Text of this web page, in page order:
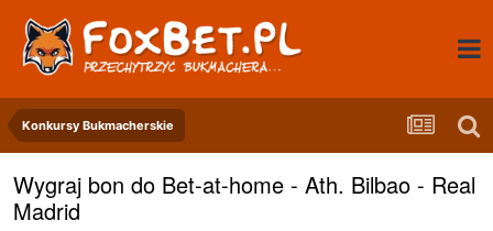
Konkursy Bukmacherskie
Wygraj bon do Bet-at-home - Ath. Bilbao - Real
Madrid